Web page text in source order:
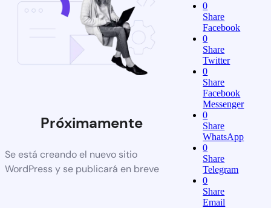
Próximamente
Se está creando el nuevo sitio
WordPress y se publicará en breve
0
Share
Facebook
0
Share
Twitter
0
Share
Facebook
Messenger
0
Share
WhatsApp
0
Share
Telegram
0
Share
Email